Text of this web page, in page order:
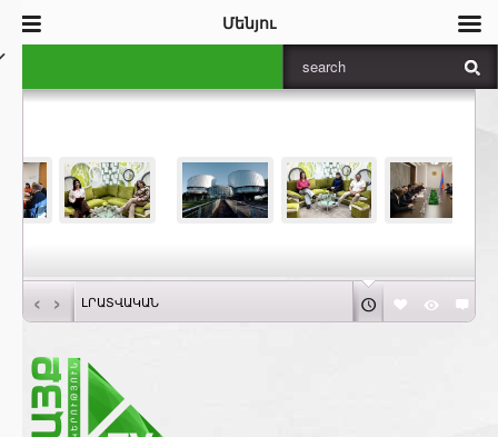
‹ › ԼՐԱՏՎԱԿԱՆ
Մենյու